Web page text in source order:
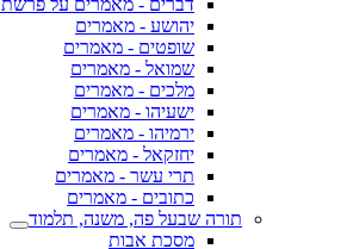
דברים - מאמרים על
יהושע - מאמרים
שופטים - מאמרים
שמואל - מאמרים
מלכים - מאמרים
ישעיהו - מאמרים
ירמיהו - מאמרים
יחזקאל - מאמרים
תרי עשר - מאמרים
כתובים - מאמרים
תורה שבעל פה, משנה, תלמוד
מסכת אבות